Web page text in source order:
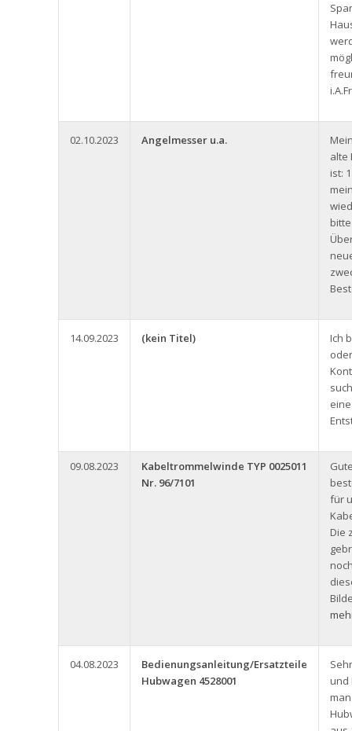
02.10.2023 Angelmesser u.a.
alte
ist:
14.09.2023 (kein Titel)
Ich
09.08.2023
Kabeltrommelwinde TYP 0025011
Nr. 96/7101
für
Die
04.08.2023
Bedienungsanleitung/Ersatzteile
Hubwagen 4528001
und